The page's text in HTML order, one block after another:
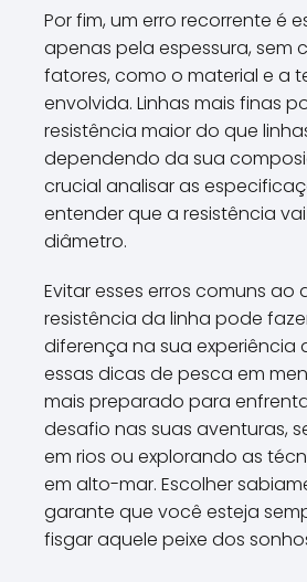
Por fim, um erro recorrente é
apenas pela espessura, sem
fatores, como o material e a
envolvida. Linhas mais finas
resistência maior do que
dependendo da sua
crucial analisar as
entender que a resistência
diâmetro.
Evitar esses erros comuns ao
resistência da linha pode
diferença na sua experiência
essas dicas de pesca em
mais preparado para
desafio nas suas aventuras,
em rios ou explorando as
em alto-mar. Escolher
garante que você esteja
fisgar aquele peixe dos